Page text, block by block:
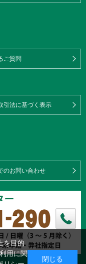
ご質問
引法に基づく表示
のお問い合わせ
を目的
用に関
閉じる